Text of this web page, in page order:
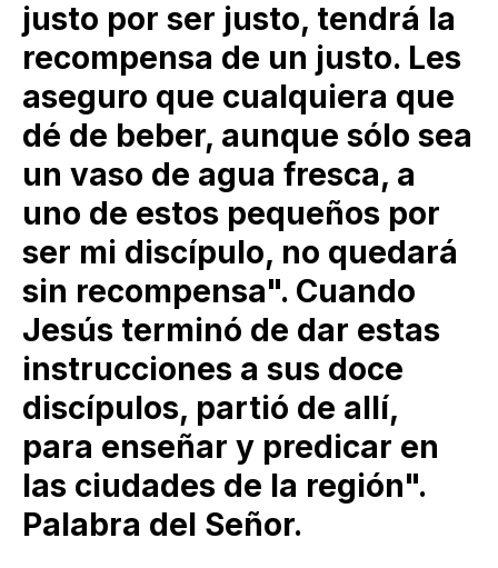
justo por ser justo, tendrá la
recompensa de un justo. Les
aseguro que cualquiera que
dé de beber, aunque sólo sea
un vaso de agua fresca, a
uno de estos pequeños por
ser mi discípulo, no quedará
sin recompensa". Cuando
Jesús terminó de dar estas
instrucciones a sus doce
discípulos, partió de allí,
para enseñar y predicar en
las ciudades de la región".
Palabra del Señor.